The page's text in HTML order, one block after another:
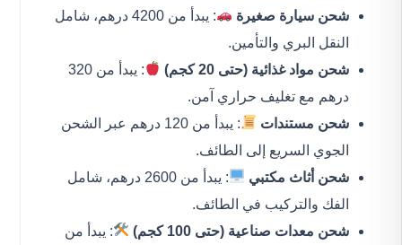
شحن سيارة صغيرة
: يبدأ من 4200 درهم، شامل
النقل البري والتأمين.
شحن مواد غذائية (حتى 20 كجم)
: يبدأ من 320
درهم مع تغليف حراري آمن.
شحن مستندات
: يبدأ من 120 درهم عبر الشحن
الجوي السريع إلى الطائف.
شحن أثاث مكتبي
: يبدأ من 2600 درهم، شامل
الفك والتركيب في الطائف.
شحن معدات صناعية (حتى 100 كجم)
: يبدأ من